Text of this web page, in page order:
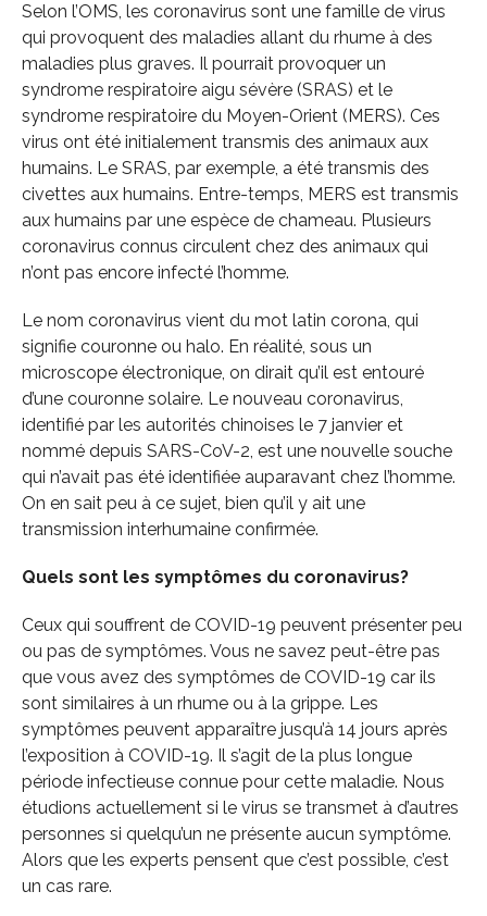
Selon l’OMS, les coronavirus sont une famille de virus
qui provoquent des maladies allant du rhume à des
maladies plus graves. Il pourrait provoquer un
syndrome respiratoire aigu sévère (SRAS) et le
syndrome respiratoire du Moyen-Orient (MERS). Ces
virus ont été initialement transmis des animaux aux
humains. Le SRAS, par exemple, a été transmis des
civettes aux humains. Entre-temps, MERS est transmis
aux humains par une espèce de chameau. Plusieurs
coronavirus connus circulent chez des animaux qui
n’ont pas encore infecté l’homme.
Le nom coronavirus vient du mot latin corona, qui
signifie couronne ou halo. En réalité, sous un
microscope électronique, on dirait qu’il est entouré
d’une couronne solaire. Le nouveau coronavirus,
identifié par les autorités chinoises le 7 janvier et
nommé depuis SARS-CoV-2, est une nouvelle souche
qui n’avait pas été identifiée auparavant chez l’homme.
On en sait peu à ce sujet, bien qu’il y ait une
transmission interhumaine confirmée.
Quels sont les symptômes du coronavirus?
Ceux qui souffrent de COVID-19 peuvent présenter peu
ou pas de symptômes. Vous ne savez peut-être pas
que vous avez des symptômes de COVID-19 car ils
sont similaires à un rhume ou à la grippe. Les
symptômes peuvent apparaître jusqu’à 14 jours après
l’exposition à COVID-19. Il s’agit de la plus longue
période infectieuse connue pour cette maladie. Nous
étudions actuellement si le virus se transmet à d’autres
personnes si quelqu’un ne présente aucun symptôme.
Alors que les experts pensent que c’est possible, c’est
un cas rare.